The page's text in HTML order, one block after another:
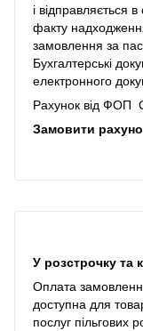
і відправляється
факту
замовлення за
Бухгалтерські
електронного
Рахунок від ФОП
Замовити
У розстрочку та
Оплата
доступна для
послуг пільгових